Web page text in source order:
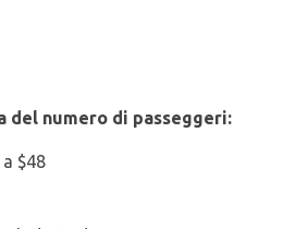
del numero di passeggeri:
$48